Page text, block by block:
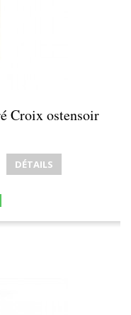
Croix ostensoir
DÉTAILS